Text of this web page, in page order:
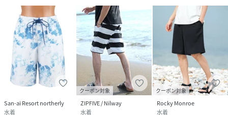
San-ai Resort northerly
水着
クーポン対象
ZIPFIVE / Nilway
水着
クーポン対象
Rocky Monroe
水着